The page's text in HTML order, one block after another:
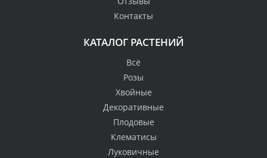
Контакты
КАТАЛОГ РАСТЕНИЙ
Всё
Розы
Хвойные
Декоративные
Плодовые
Клематисы
Луковичные